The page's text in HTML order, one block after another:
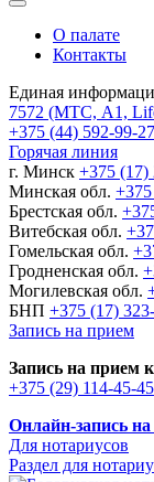
О палате
Контакты
Единая
7572 (МТС, A1,
+375 (44) 592-99-27
Горячая линия
г. Минск +375 (17)
Минская обл.
Брестская обл.
Витебская обл.
Гомельская обл.
Гродненская обл.
Могилевская обл.
БНП +375 (17)
Запись на прием
Запись на прием
+375 (29) 114-45-45
Онлайн-запись
Для нотариусов
Раздел для